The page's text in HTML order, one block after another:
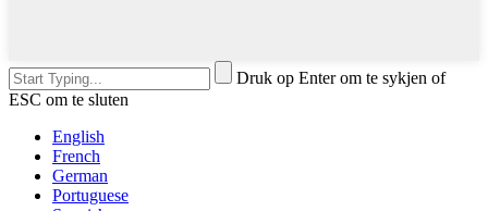
Druk op Enter om te sykjen of
ESC om te sluten
English
French
German
Portuguese